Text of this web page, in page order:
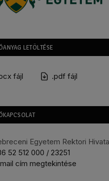
LETÖLTÉSE
fájl .pdf fájl
Egyetem Rektori
52 512 000 / 23251
cím megtekintése